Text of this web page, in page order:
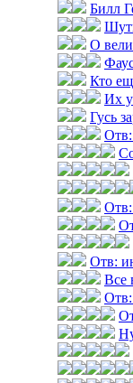
Билл
О
Кто
Их
Гусь
Отв:
Отв:
Отв:
Все
Отв: